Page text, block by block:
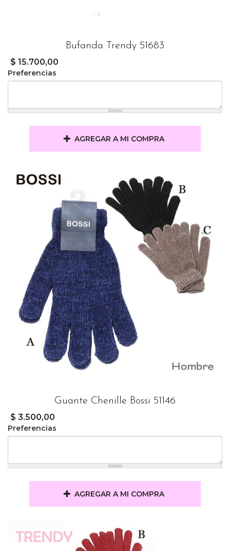
Bufanda Trendy 51683
$ 15.700,00
Preferencias
AGREGAR A MI COMPRA
Guante Chenille Bossi 51146
$ 3.500,00
Preferencias
AGREGAR A MI COMPRA